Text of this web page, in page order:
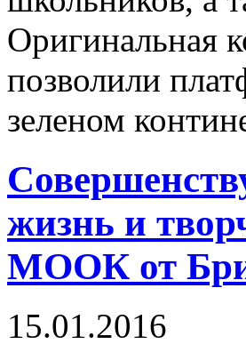
Оригинальная
позволили
зеленом
жизнь и
МООК от
15.01.2016